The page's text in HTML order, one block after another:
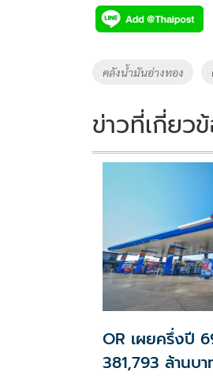
e
b
o
k
tt
er
p
y
k
Tags
คลังน้ำมันอ่างทอง
ข่าวที่เกี่ยว
OR เผยครึ่งปี
381,793 ล้านบ